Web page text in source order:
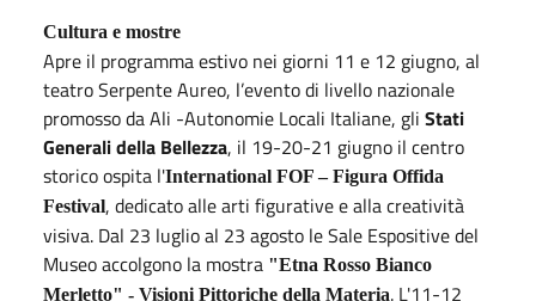
Cultura e mostre
Apre il programma estivo nei giorni 11 e 12 giugno, al
teatro Serpente Aureo, l’evento di livello nazionale
promosso da Ali -Autonomie Locali Italiane, gli Stati
Generali della Bellezza, il 19-20-21 giugno il centro
storico ospita l'International FOF – Figura Offida
Festival, dedicato alle arti figurative e alla creatività
visiva. Dal 23 luglio al 23 agosto le Sale Espositive del
Museo accolgono la mostra "Etna Rosso Bianco
Merletto" - Visioni Pittoriche della Materia. L'11-12